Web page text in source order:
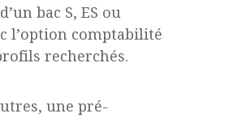
bac S, ES ou
l’option comptabilité
recherchés.
une pré-